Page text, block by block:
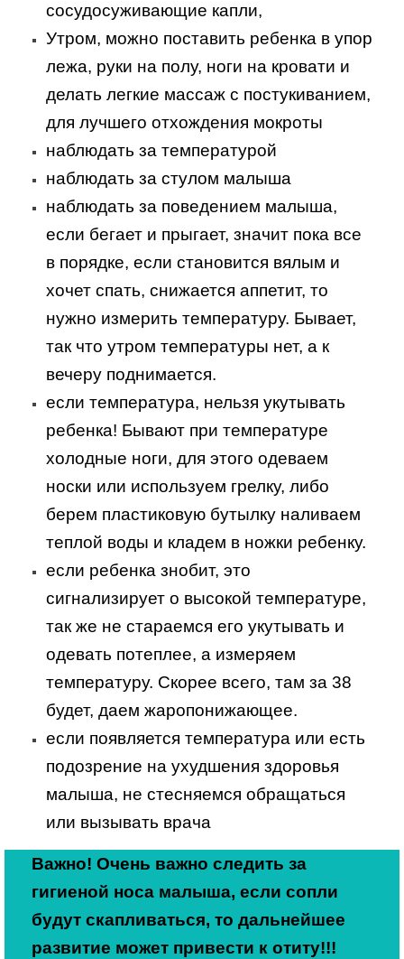
сосудосуживающие капли,
Утром, можно поставить ребенка в упор
лежа, руки на полу, ноги на кровати и
делать легкие массаж с постукиванием,
для лучшего отхождения мокроты
наблюдать за температурой
наблюдать за стулом малыша
наблюдать за поведением малыша,
если бегает и прыгает, значит пока все
в порядке, если становится вялым и
хочет спать, снижается аппетит, то
нужно измерить температуру. Бывает,
так что утром температуры нет, а к
вечеру поднимается.
если температура, нельзя укутывать
ребенка! Бывают при температуре
холодные ноги, для этого одеваем
носки или используем грелку, либо
берем пластиковую бутылку наливаем
теплой воды и кладем в ножки ребенку.
если ребенка знобит, это
сигнализирует о высокой температуре,
так же не стараемся его укутывать и
одевать потеплее, а измеряем
температуру. Скорее всего, там за 38
будет, даем жаропонижающее.
если появляется температура или есть
подозрение на ухудшения здоровья
малыша, не стесняемся обращаться
или вызывать врача
Важно! Очень важно следить за
гигиеной носа малыша, если сопли
будут скапливаться, то дальнейшее
развитие может привести к отиту!!!